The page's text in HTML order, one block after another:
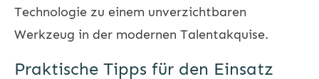
Technologie zu einem unverzichtbaren
Werkzeug in der modernen Talentakquise.
Praktische Tipps für den Einsatz